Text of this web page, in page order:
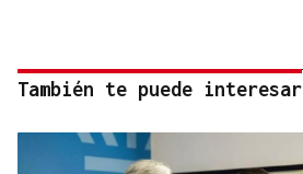
También te puede interesar